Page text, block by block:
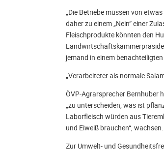
„Die Betriebe müssen von
daher zu einem „Nein“ einer
Fleischprodukte könnten den
jemand in einem
„Verarbeiteter als normale
ÖVP-Agrarsprecher Bernhuber
„zu unterscheiden, was ist
Laborfleisch würden aus
und Eiweiß brauchen“,
Zur Umwelt- und